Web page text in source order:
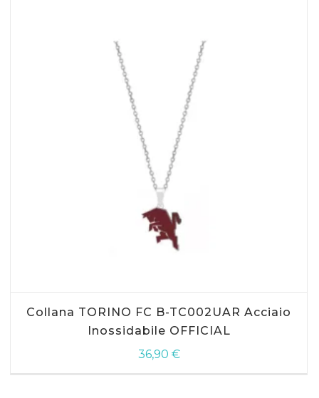
Collana TORINO FC B-TC002UAR Acciaio
Inossidabile OFFICIAL
36,90 €